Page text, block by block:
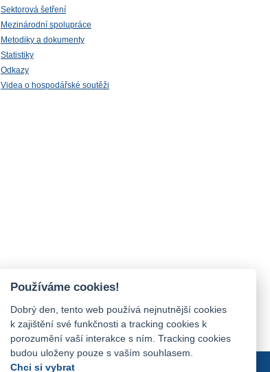
Sektorová šetření
Mezinárodní spolupráce
Metodiky a dokumenty
Statistiky
Odkazy
Videa o hospodářské soutěži
Používáme cookies!
Dobrý den, tento web používá nejnutnější cookies
k zajištění své funkčnosti a tracking cookies k
porozumění vaší interakce s ním. Tracking cookies
budou uloženy pouze s vaším souhlasem.
Chci si vybrat